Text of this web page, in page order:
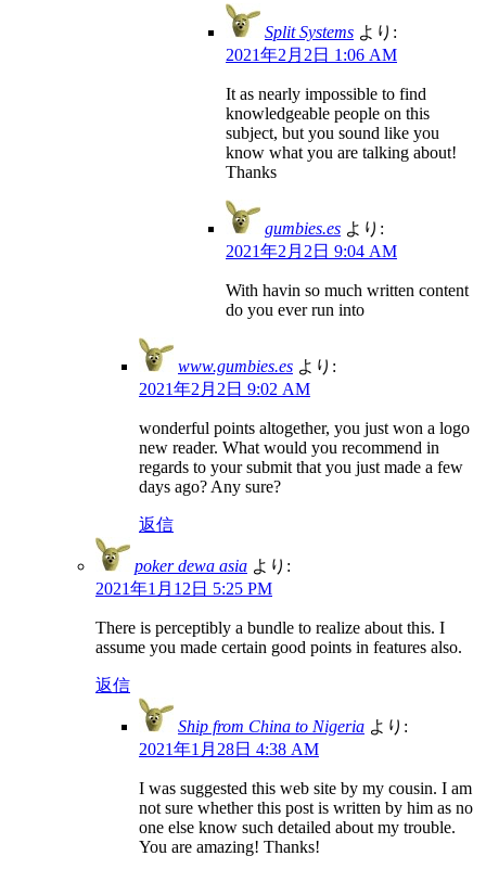
Split Systems より:
2021年2月2日 1:06 AM
It as nearly impossible to find
knowledgeable people on this
subject, but you sound like you
know what you are talking about!
Thanks
gumbies.es より:
2021年2月2日 9:04 AM
With havin so much written content
do you ever run into
www.gumbies.es より:
2021年2月2日 9:02 AM
wonderful points altogether, you just won a logo
new reader. What would you recommend in
regards to your submit that you just made a few
days ago? Any sure?
返信
poker dewa asia より:
2021年1月12日 5:25 PM
There is perceptibly a bundle to realize about this. I
assume you made certain good points in features also.
返信
Ship from China to Nigeria より:
2021年1月28日 4:38 AM
I was suggested this web site by my cousin. I am
not sure whether this post is written by him as no
one else know such detailed about my trouble.
You are amazing! Thanks!